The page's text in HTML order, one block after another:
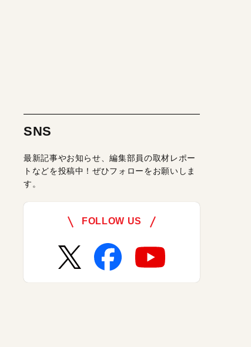
SNS
最新記事やお知らせ、編集部員の取材レポー
トなどを投稿中！ぜひフォローをお願いしま
す。
FOLLOW US